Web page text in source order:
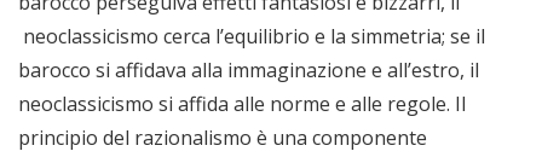
neoclassicismo cerca l’equilibrio e la simmetria; se il
barocco si affidava alla immaginazione e all’estro, il
neoclassicismo si affida alle norme e alle regole. Il
principio del razionalismo è una componente